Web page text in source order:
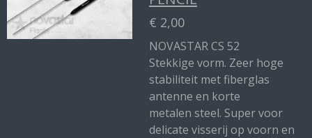
€ 2,00
NOVASTAR CS 52
Stekkige vorm. Zeer hoge
stabiliteit met fiberglas
antenne en korte
metalen steel. Super voor
delicate visserij op voorn en